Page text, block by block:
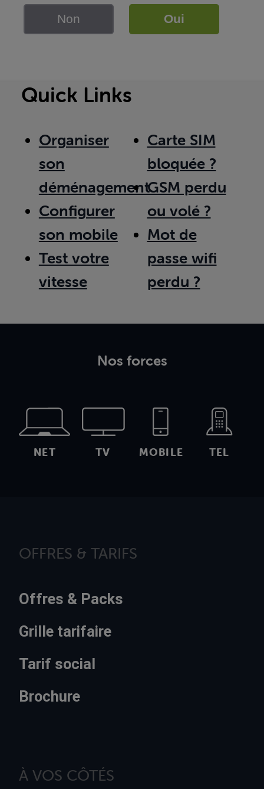
Non Oui
Quick Links
Organiser
son
déménagement
Configurer
son mobile
Test votre
vitesse
Carte SIM
bloquée ?
GSM perdu
ou volé ?
Mot de
passe wifi
perdu ?
Nos forces
NET TV MOBILE TEL
OFFRES & TARIFS
Offres & Packs
Grille tarifaire
Tarif social
Brochure
À VOS CÔTÉS